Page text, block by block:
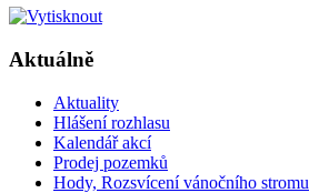
Aktuálně
Aktuality
Hlášení rozhlasu
Kalendář akcí
Prodej pozemků
Hody, Rozsvícení vánočního stromu